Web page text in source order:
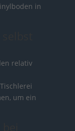
in
relativ
um ein